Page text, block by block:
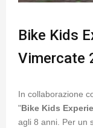
Bike Kids
Vimercate
In collaborazione
"Bike Kids
agli 8 anni. Per un